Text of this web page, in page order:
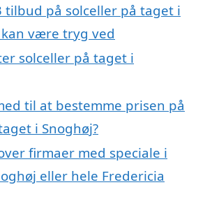
tilbud på solceller på taget i
være tryg ved
solceller på taget i
til at bestemme prisen på
i Snoghøj?
firmaer med speciale i
eller hele Fredericia